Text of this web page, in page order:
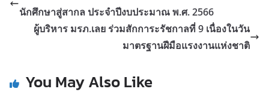
นักศึกษาสู่สากล ประจำปีงบประมาณ พ.ศ. 2566
ผู้บริหาร มรภ.เลย ร่วมสักการะรัชกาลที่ 9 เนื่องในวัน
มาตรฐานฝีมือแรงงานแห่งชาติ
You May Also Like